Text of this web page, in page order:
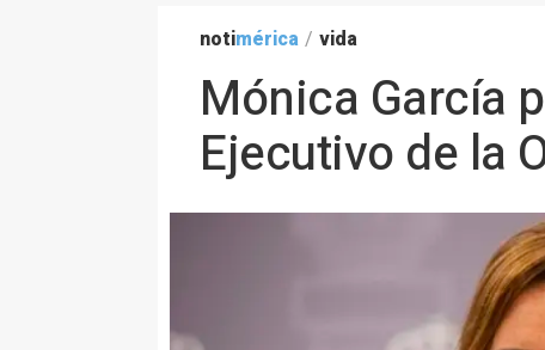
notimérica / vida
Mónica García
Ejecutivo de la